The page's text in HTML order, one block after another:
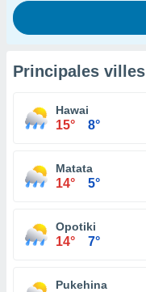
Principales villes
Hawai
15° 8°
Matata
14° 5°
Opotiki
14° 7°
Pukehina